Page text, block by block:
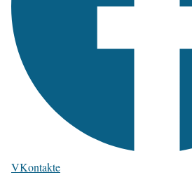
VKontakte